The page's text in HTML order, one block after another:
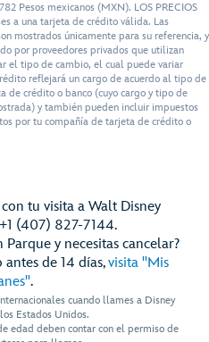
Pesos mexicanos (MXN). LOS PRECIOS
a una tarjeta de crédito válida. Las
mostrados únicamente para su referencia, y
por proveedores privados que utilizan
el tipo de cambio, el cual puede variar
reflejará un cargo de acuerdo al tipo de
de crédito o banco (cuyo cargo y tipo de
y también pueden incluir impuestos
por tu compañía de tarjeta de crédito o
tu visita a Walt Disney
(407) 827-7144.
y necesitas cancelar?
de 14 días,visita "Mis
.
cuando llames a Disney
Estados Unidos.
edad deben contar con el permiso de